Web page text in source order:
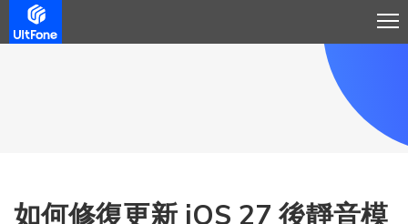
如何修復更新 iOS 27 後靜音模